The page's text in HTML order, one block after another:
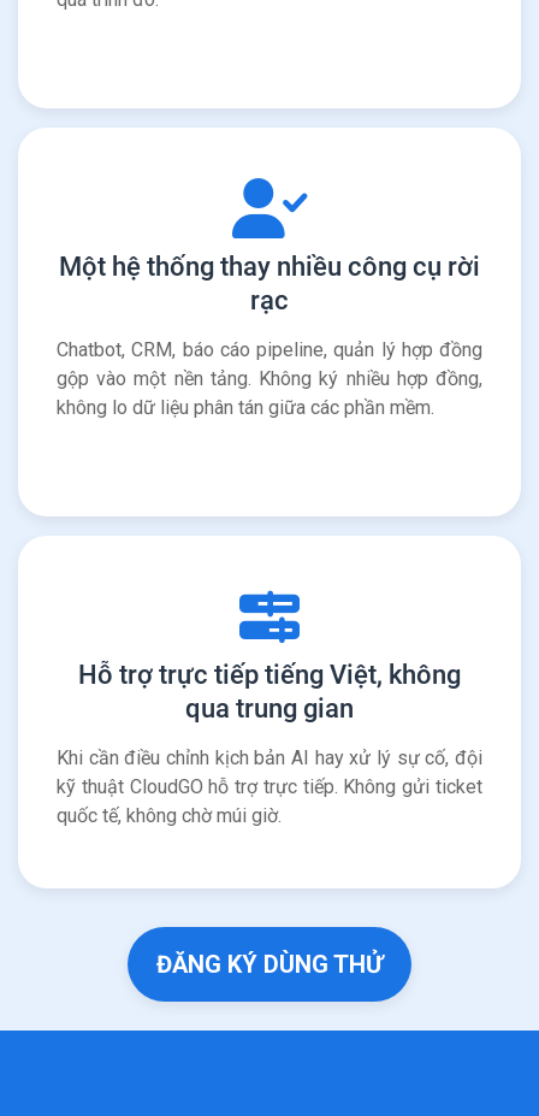
Một hệ thống thay nhiều công cụ rời
rạc
Chatbot, CRM, báo cáo pipeline, quản lý hợp đồng
gộp vào một nền tảng. Không ký nhiều hợp đồng,
không lo dữ liệu phân tán giữa các phần mềm.
Hỗ trợ trực tiếp tiếng Việt, không
qua trung gian
Khi cần điều chỉnh kịch bản AI hay xử lý sự cố, đội
kỹ thuật CloudGO hỗ trợ trực tiếp. Không gửi ticket
quốc tế, không chờ múi giờ.
ĐĂNG KÝ DÙNG THỬ